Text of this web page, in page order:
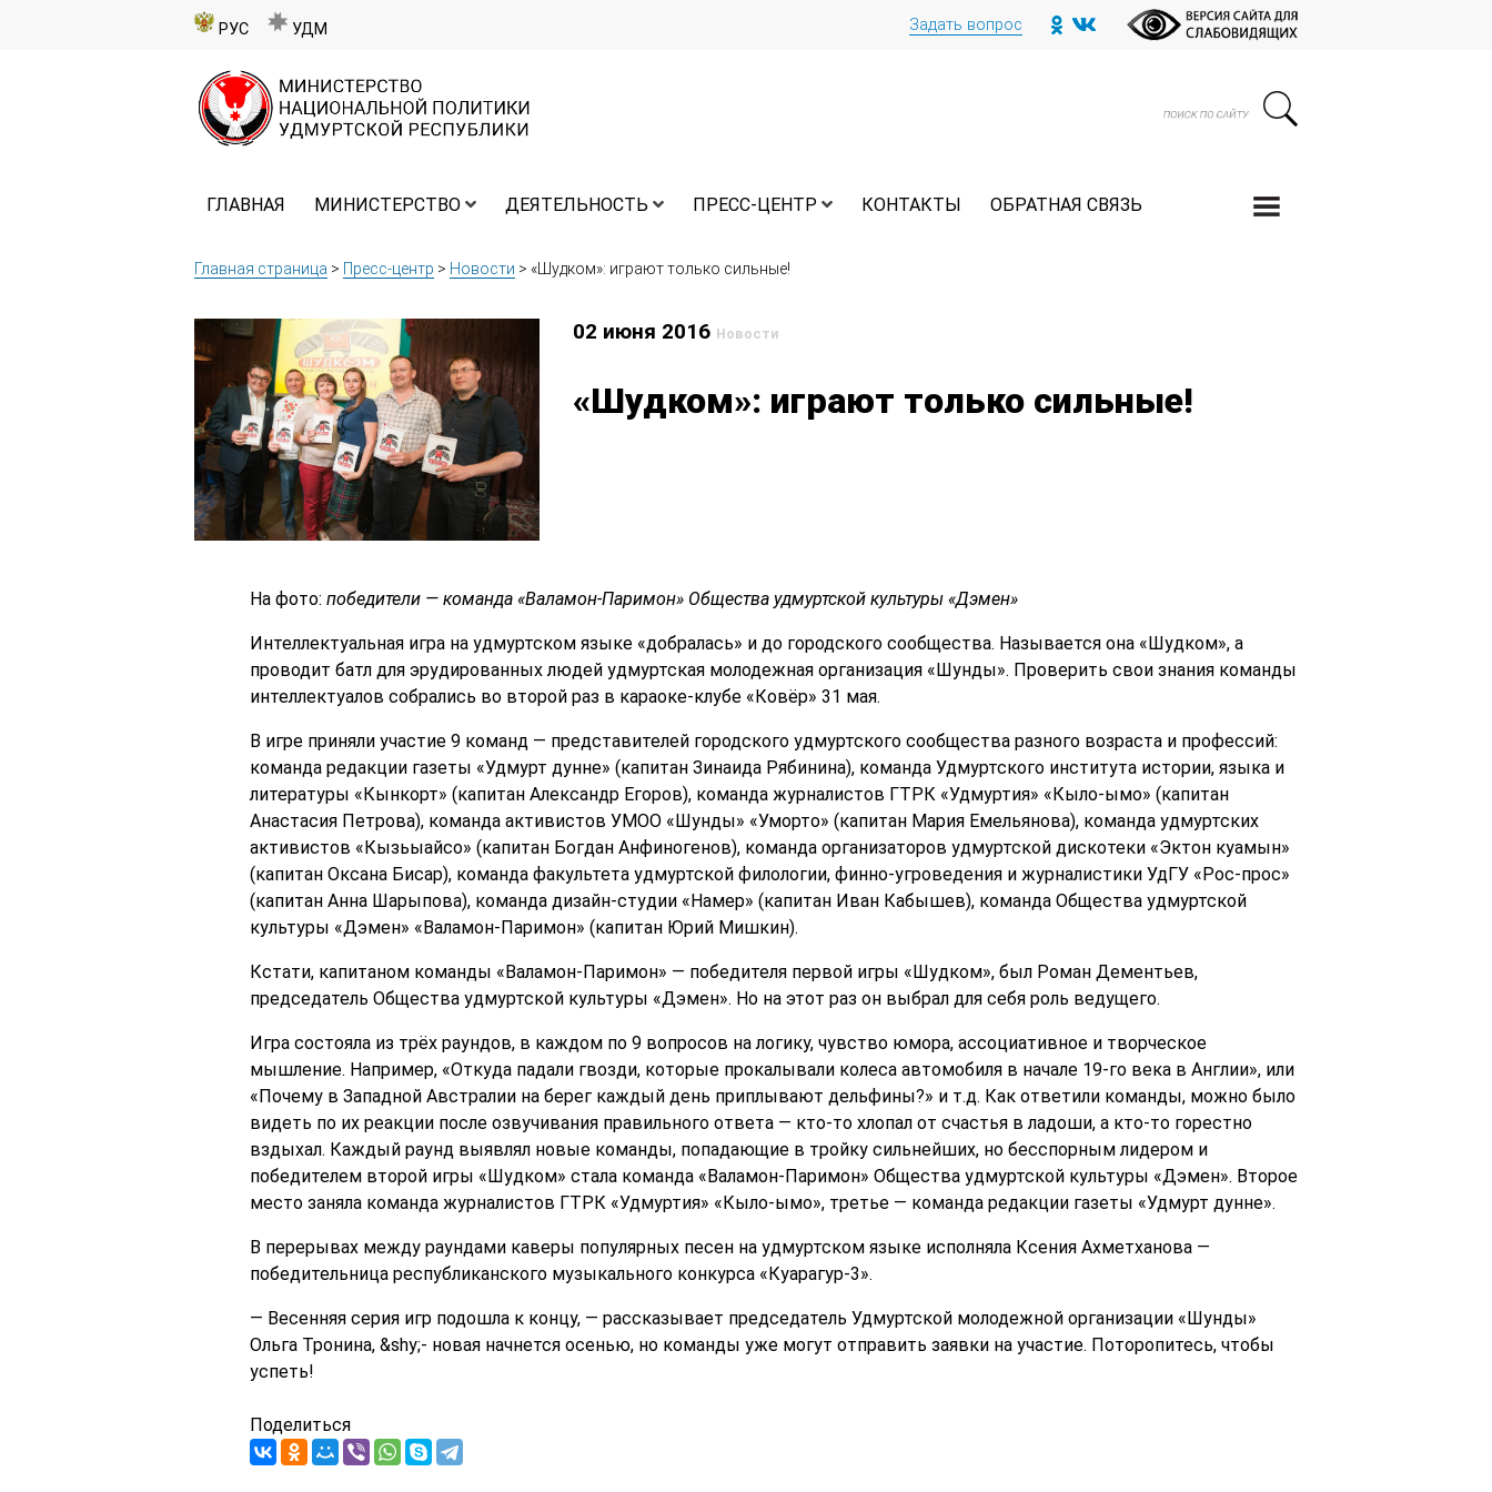
РУС УДМ Задать вопрос
ГЛАВНАЯ МИНИСТЕРСТВО ДЕЯТЕЛЬНОСТЬ ПРЕСС-ЦЕНТР КОНТАКТЫ ОБРАТНАЯ СВЯЗЬ
Главная страница > Пресс-центр > Новости > «Шудком»: играют только сильные!
02 июня 2016 Новости
«Шудком»: играют только сильные!
На фото: победители — команда «Валамон-Паримон» Общества удмуртской культуры «Дэмен»
Интеллектуальная игра на удмуртском языке «добралась» и до городского сообщества. Называется она «Шудком», а
проводит батл для эрудированных людей удмуртская молодежная организация «Шунды». Проверить свои знания команды
интеллектуалов собрались во второй раз в караоке-клубе «Ковёр» 31 мая.
В игре приняли участие 9 команд — представителей городского удмуртского сообщества разного возраста и профессий:
команда редакции газеты «Удмурт дунне» (капитан Зинаида Рябинина), команда Удмуртского института истории, языка и
литературы «Кынкорт» (капитан Александр Егоров), команда журналистов ГТРК «Удмуртия» «Кыло-ымо» (капитан
Анастасия Петрова), команда активистов УМОО «Шунды» «Уморто» (капитан Мария Емельянова), команда удмуртских
активистов «Кызьыайсо» (капитан Богдан Анфиногенов), команда организаторов удмуртской дискотеки «Эктон куамын»
(капитан Оксана Бисар), команда факультета удмуртской филологии, финно-угроведения и журналистики УдГУ «Рос-прос»
(капитан Анна Шарыпова), команда дизайн-студии «Намер» (капитан Иван Кабышев), команда Общества удмуртской
культуры «Дэмен» «Валамон-Паримон» (капитан Юрий Мишкин).
Кстати, капитаном команды «Валамон-Паримон» — победителя первой игры «Шудком», был Роман Дементьев,
председатель Общества удмуртской культуры «Дэмен». Но на этот раз он выбрал для себя роль ведущего.
Игра состояла из трёх раундов, в каждом по 9 вопросов на логику, чувство юмора, ассоциативное и творческое
мышление. Например, «Откуда падали гвозди, которые прокалывали колеса автомобиля в начале 19-го века в Англии», или
«Почему в Западной Австралии на берег каждый день приплывают дельфины?» и т.д. Как ответили команды, можно было
видеть по их реакции после озвучивания правильного ответа — кто-то хлопал от счастья в ладоши, а кто-то горестно
вздыхал. Каждый раунд выявлял новые команды, попадающие в тройку сильнейших, но бесспорным лидером и
победителем второй игры «Шудком» стала команда «Валамон-Паримон» Общества удмуртской культуры «Дэмен». Второе
место заняла команда журналистов ГТРК «Удмуртия» «Кыло-ымо», третье — команда редакции газеты «Удмурт дунне».
В перерывах между раундами каверы популярных песен на удмуртском языке исполняла Ксения Ахметханова —
победительница республиканского музыкального конкурса «Куарагур-3».
— Весенняя серия игр подошла к концу, — рассказывает председатель Удмуртской молодежной организации «Шунды»
Ольга Тронина, &shy;- новая начнется осенью, но команды уже могут отправить заявки на участие. Поторопитесь, чтобы
успеть!
Поделиться